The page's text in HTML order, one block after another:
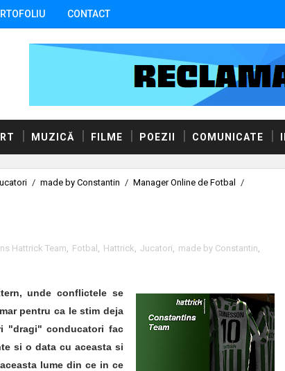
CONTACT
MUZICĂ FILME POEZII COMUNICATE
/ made by Constantin / Manager Online de Fotbal
/
Hattrick Team, Fotbal , Hattrick, Jucatori, made by Constantin,
unde conflictele se
pentru ca le stim deja
"dragi" conducatori fac
si o data cu aceasta si
lume din ce in ce